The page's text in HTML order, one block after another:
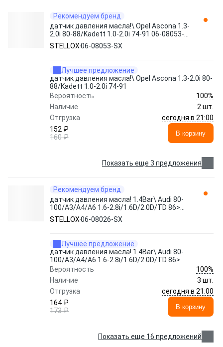
Рекомендуем бренд
датчик давления масла!\ Opel Ascona 1.3-
2.0i 80-88/Kadett 1.0-2.0i 74-91 06-08053-
SX STELLOX
STELLOX06-08053-SX
Лучшее предложение
датчик давления масла!\ Opel Ascona 1.3-2.0i 80-
88/Kadett 1.0-2.0i 74-91
Вероятность
100%
Наличие
2 шт.
Отгрузка
сегодня в 21:00
152 ₽
160 ₽
В корзину
Показать еще 3 предложения
Рекомендуем бренд
датчик давления масла! 1.4Bar\ Audi 80-
100/A3/A4/A6 1.6-2.8i/1.6D/2.0D/TD 86>
06-08026-SX STELLOX
STELLOX06-08026-SX
Лучшее предложение
датчик давления масла! 1.4Bar\ Audi 80-
100/A3/A4/A6 1.6-2.8i/1.6D/2.0D/TD 86>
Вероятность
100%
Наличие
3 шт.
Отгрузка
сегодня в 21:00
164 ₽
173 ₽
В корзину
Показать еще 16 предложений